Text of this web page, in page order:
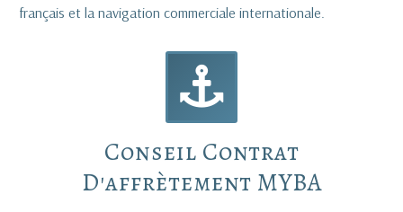
français et la navigation commerciale internationale.


Conseil Contrat
D'affrètement MYBA